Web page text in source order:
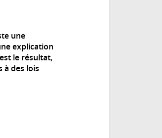
une
explication
le résultat,
à des lois